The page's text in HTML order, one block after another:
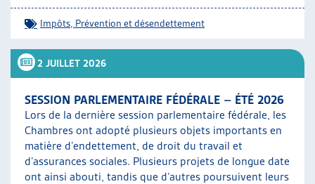
GUIDE SOCIAL ROMAND
AUTRES
ARTIAS
L’ASSOCIATION
JOURNÉES D’AUTOMNE
Impôts Prévention et désendettement
2 JUILLET 2026
SESSION PARLEMENTAIRE FÉDÉRALE – ÉTÉ 2026
Lors de la dernière session parlementaire fédérale, les
Chambres ont adopté plusieurs objets importants en
matière d’endettement, de droit du travail et
d’assurances sociales. Plusieurs projets de longue date
ont ainsi abouti, tandis que d’autres poursuivent leurs